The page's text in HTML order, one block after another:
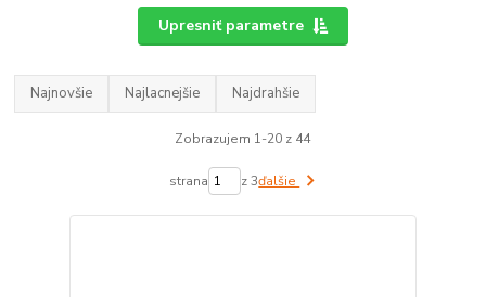
Upresniť parametre
Najnovšie Najlacnejšie Najdrahšie
Zobrazujem 1-20 z 44
strana z 3ďalšie